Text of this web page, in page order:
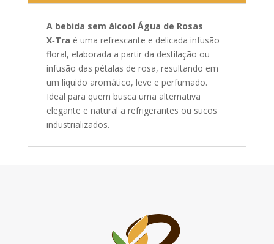
A bebida sem álcool Água de Rosas
X‑Tra é uma refrescante e delicada infusão
floral, elaborada a partir da destilação ou
infusão das pétalas de rosa, resultando em
um líquido aromático, leve e perfumado.
Ideal para quem busca uma alternativa
elegante e natural a refrigerantes ou sucos
industrializados.